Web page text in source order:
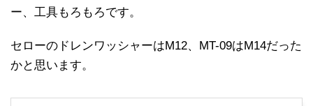
ー、工具もろもろです。
セローのドレンワッシャーはM12、MT-09はM14だった
かと思います。